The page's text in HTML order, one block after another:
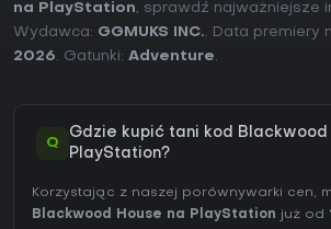
na PlayStation, sprawdź najważniejsze
Wydawca: GGMUKS INC.. Data premiery
2026. Gatunki: Adventure.
Q
Gdzie kupić tani kod Blackwood
PlayStation?
Korzystając z naszej porównywarki cen,
Blackwood House na PlayStation już od